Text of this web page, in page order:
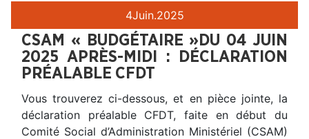
4Juin.2025
CSAM « BUDGÉTAIRE »DU 04 JUIN
2025 APRÈS-MIDI : DÉCLARATION
PRÉALABLE CFDT
Vous trouverez ci-dessous, et en pièce jointe, la
déclaration préalable CFDT, faite en début du
Comité Social d’Administration Ministériel (CSAM)